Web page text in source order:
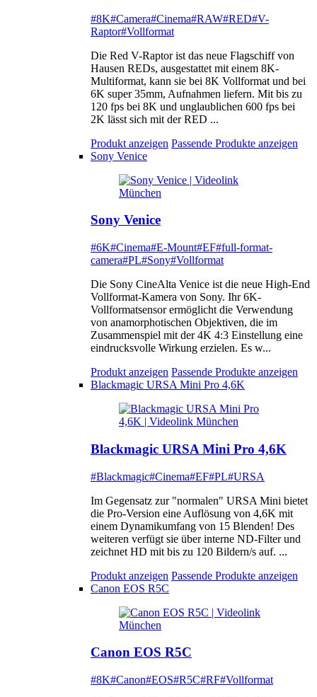
#8K#Camera#Cinema#RAW#RED#V-
Raptor#Vollformat
Die Red V-Raptor ist das neue Flagschiff von
Hausen REDs, ausgestattet mit einem 8K-
Multiformat, kann sie bei 8K Vollformat und bei
6K super 35mm, Aufnahmen liefern. Mit bis zu
120 fps bei 8K und unglaublichen 600 fps bei
2K lässt sich mit der RED ...
Produkt anzeigen Passende Produkte anzeigen
Sony Venice
Sony Venice
#6K#Cinema#E-Mount#EF#full-format-
camera#PL#Sony#Vollformat
Die Sony CineAlta Venice ist die neue High-End
Vollformat-Kamera von Sony. Ihr 6K-
Vollformatsensor ermöglicht die Verwendung
von anamorphotischen Objektiven, die im
Zusammenspiel mit der 4K 4:3 Einstellung eine
eindrucksvolle Wirkung erzielen. Es w...
Produkt anzeigen Passende Produkte anzeigen
Blackmagic URSA Mini Pro 4,6K
Blackmagic URSA Mini Pro 4,6K
#Blackmagic#Cinema#EF#PL#URSA
Im Gegensatz zur "normalen" URSA Mini bietet
die Pro-Version eine Auflösung von 4,6K mit
einem Dynamikumfang von 15 Blenden! Des
weiteren verfügt sie über interne ND-Filter und
zeichnet HD mit bis zu 120 Bildern/s auf. ...
Produkt anzeigen Passende Produkte anzeigen
Canon EOS R5C
Canon EOS R5C
#8K#Canon#EOS#R5C#RF#Vollformat